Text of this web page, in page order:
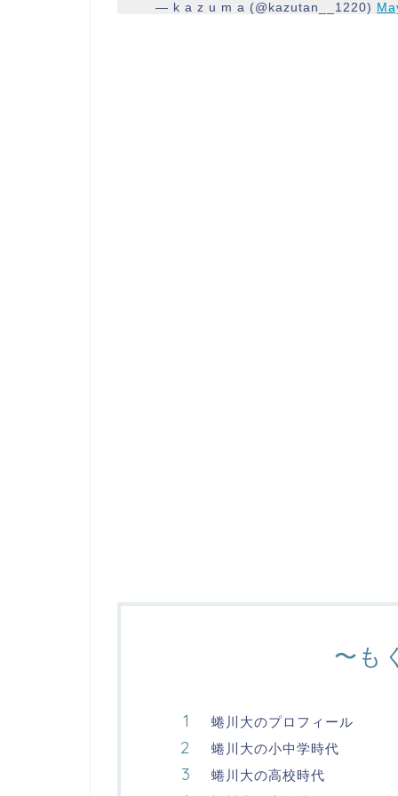
— k a z u m a (@kazutan__1220)
〜も
蜷川大のプロフィール
蜷川大の小中学時代
蜷川大の高校時代